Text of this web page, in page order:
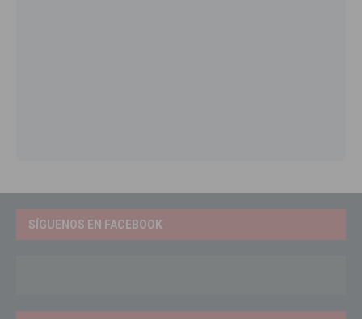
SÍGUENOS EN FACEBOOK